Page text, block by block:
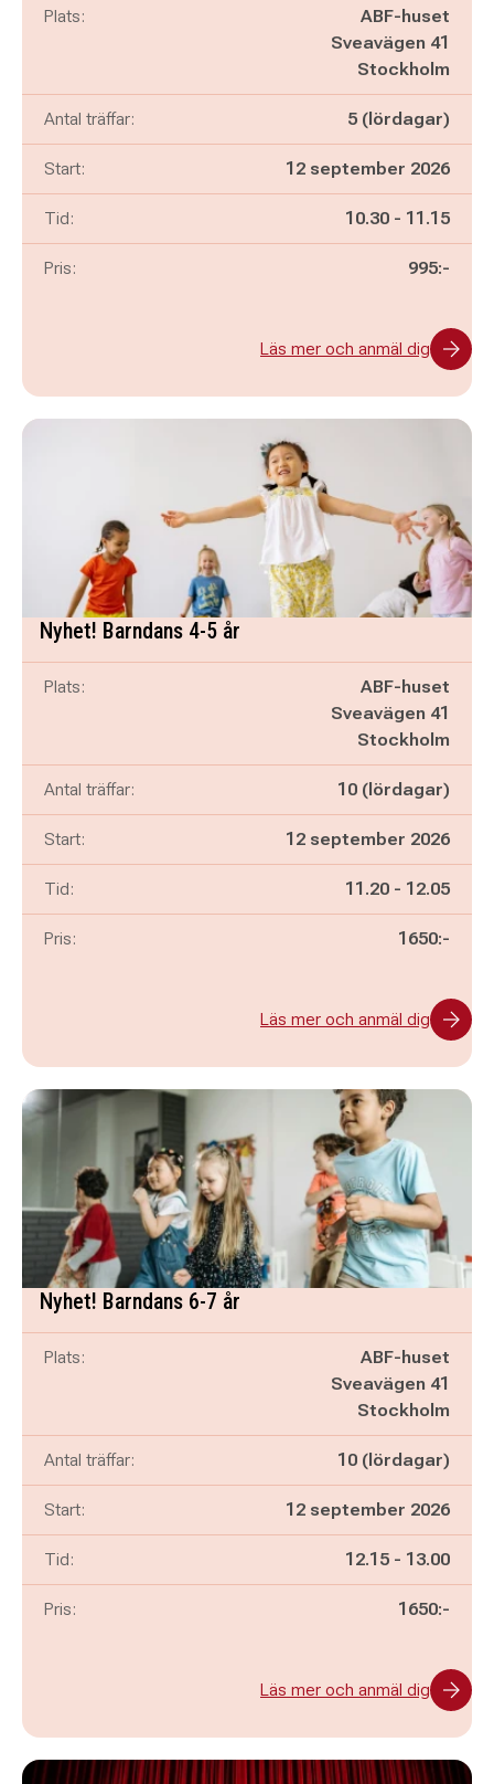
Plats:
ABF-huset
Sveavägen 41
Stockholm
Antal träffar: 5 (lördagar)
Start: 12 september 2026
Tid: Pågår mellan
10.30 - och
11.15
Pris: 995:-
Läs mer och anmäl dig
Nyhet! Barndans 4-5 år
Plats:
ABF-huset
Sveavägen 41
Stockholm
Antal träffar: 10 (lördagar)
Start: 12 september 2026
Tid: Pågår mellan
11.20 - och
12.05
Pris: 1650:-
Läs mer och anmäl dig
Nyhet! Barndans 6-7 år
Plats:
ABF-huset
Sveavägen 41
Stockholm
Antal träffar: 10 (lördagar)
Start: 12 september 2026
Tid: Pågår mellan
12.15 - och
13.00
Pris: 1650:-
Läs mer och anmäl dig